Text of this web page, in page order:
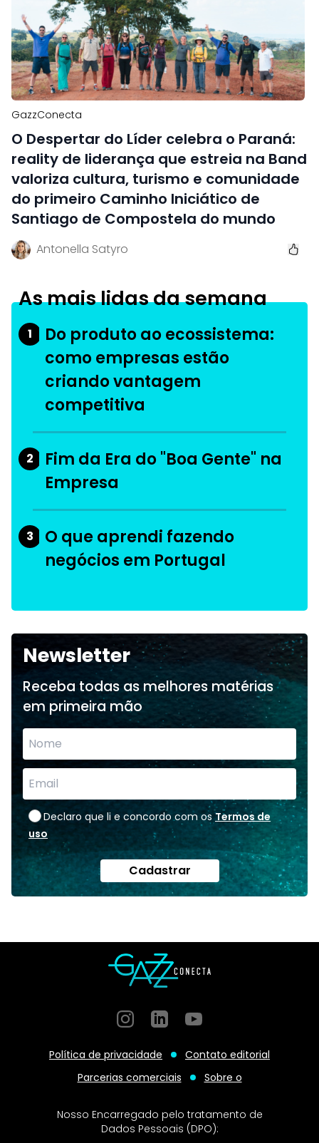
GazzConecta
O Despertar do Líder celebra o Paraná:
reality de liderança que estreia na Band
valoriza cultura, turismo e comunidade
do primeiro Caminho Iniciático de
Santiago de Compostela do mundo
Antonella Satyro
As mais lidas da semana
1
Do produto ao ecossistema:
como empresas estão
criando vantagem
competitiva
2
Fim da Era do "Boa Gente" na
Empresa
3
O que aprendi fazendo
negócios em Portugal
Newsletter
Receba todas as melhores matérias
em primeira mão
Declaro que li e concordo com os Termos de
uso
Cadastrar
InstagramGitHubGitHub
Política de privacidade
Contato editorial
Parcerias comerciais
Sobre o
Nosso Encarregado pelo tratamento de
Dados Pessoais (DPO):